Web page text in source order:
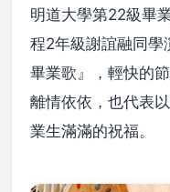
明道大學第22級畢
程2年級謝誼融同學
畢業歌』，輕快的
離情依依，也代表
業生滿滿的祝福。